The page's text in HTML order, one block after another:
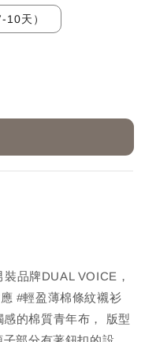
10天）
品牌DUAL VOICE，
#輕盈薄棉條紋襯衫
的棉質青年布， 版型